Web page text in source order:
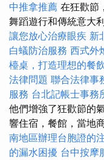
中推拿推薦 在狂歡節
舞蹈遊行和傳統意大
讓您放心治療眼疾 新
白蟻防治服務 西式外
檯桌，打造理想的餐
法律問題 聯合法律事
服務 台北記帳士事務
他們增強了狂歡節的
響住宿，餐館，當地
南地區辦理台胞證的
的漏水困擾 台中按摩